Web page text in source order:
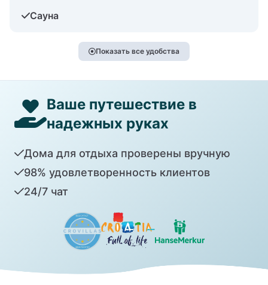
Сауна
Показать все удобства
Ваше путешествие в
надежных руках
Дома для отдыха проверены вручную
98% удовлетворенность клиентов
24/7 чат